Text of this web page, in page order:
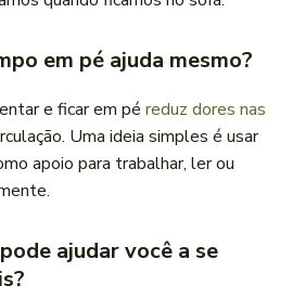
em pé ajuda mesmo?
e ficar em pé reduz dores nas
Uma ideia simples é usar
apoio para trabalhar, ler ou
ajudar você a se